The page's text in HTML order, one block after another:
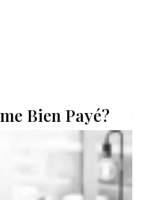
Bien Payé?